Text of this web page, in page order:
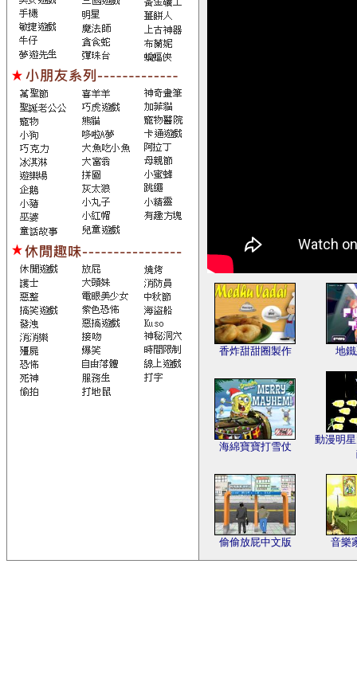
香炸甜甜圈製作 地
海綿寶寶打雪仗
動漫明
偷偷放屁中文版 音樂